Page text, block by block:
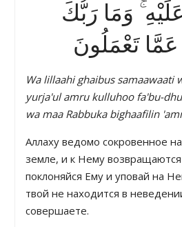
وَمَا رَبُّكَ
عَمَّا تَعْمَلُونَ
Wa lillaahi ghaibus samaawaati
yurja'ul amru kulluhoo fa'bu-
wa maa Rabbuka bighaafilin
Аллаху ведомо сокровенное
земле, и к Нему
поклоняйся Ему и уповай на
твой не находится в
совершаете.